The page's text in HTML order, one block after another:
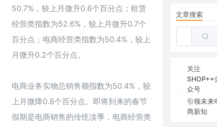
50.7%，较上月微升0.6个百分点；租赁
经营类指数为52.6%，较上月微升0.7个
百分点；电商经营类指数为50.4%，较上
月微升0.2个百分点。
电商业务实物总销售额指数为50.4%，较
上月微降0.8个百分点。即将到来的春节
假期是电商销售的传统淡季，电商经营类
文章搜索
关注
SHOP++
众号
引领未来
商新知